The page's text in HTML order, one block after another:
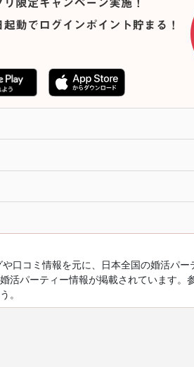
口コミ情報を元に、日本全国の婚活パ
パーティー情報が掲載されています
。